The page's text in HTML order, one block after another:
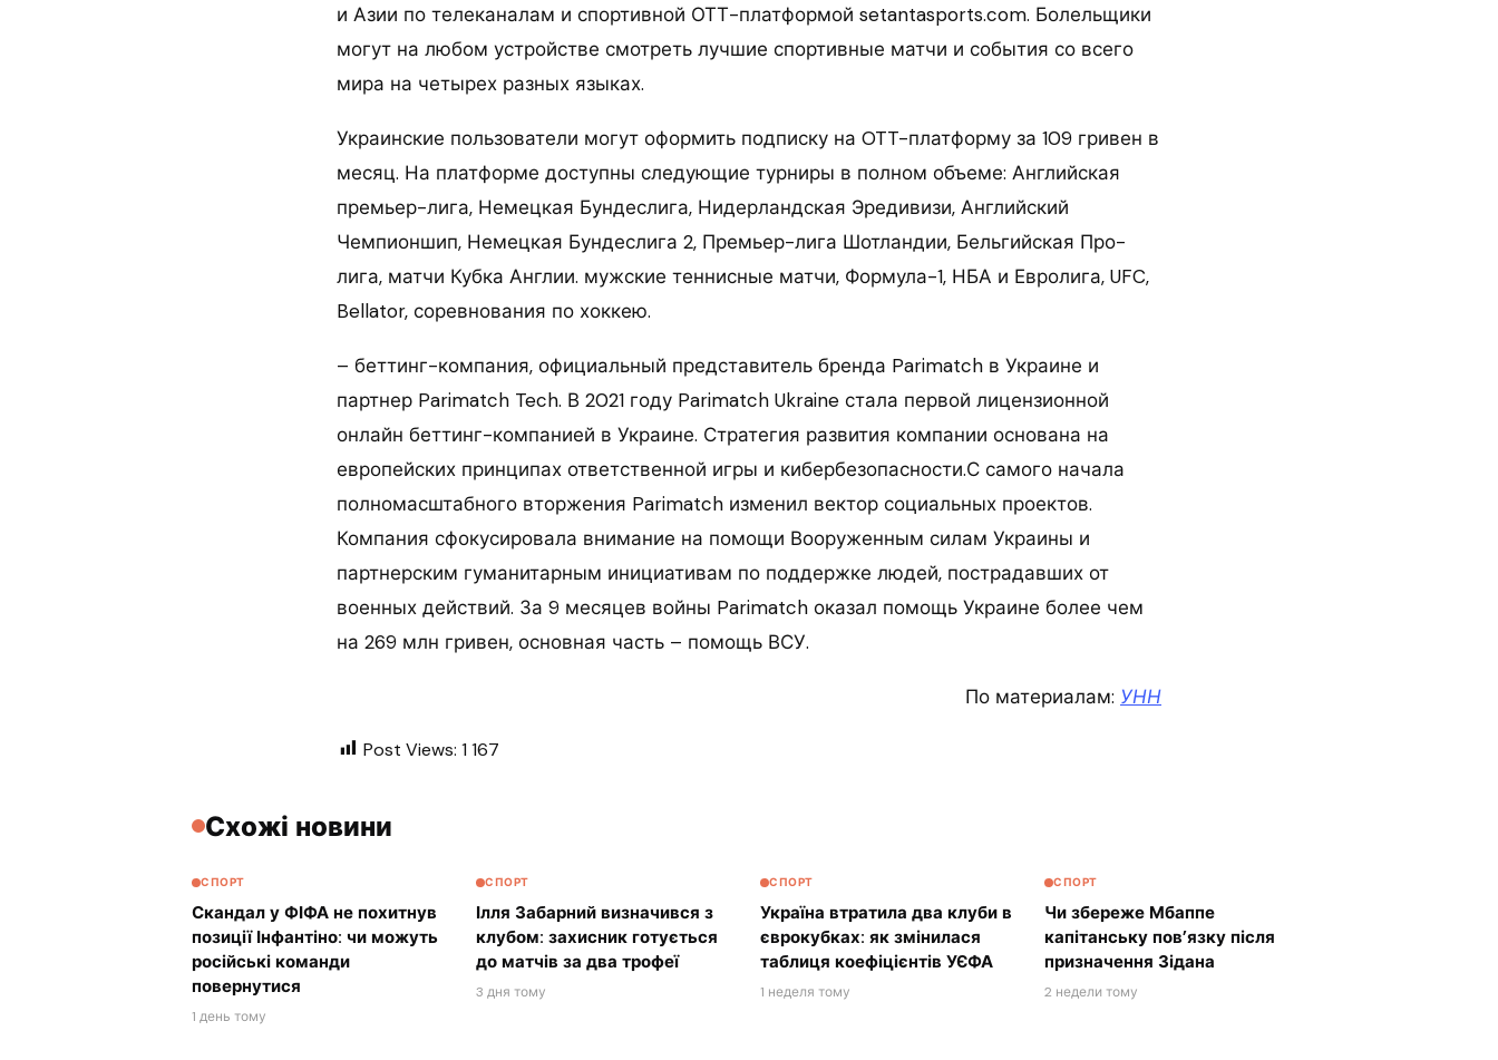
и Азии по телеканалам и спортивной ОТТ-платформой setantasports.com. Болельщики
могут на любом устройстве смотреть лучшие спортивные матчи и события со всего
мира на четырех разных языках.
Украинские пользователи могут оформить подписку на OTT-платформу за 109 гривен в
месяц. На платформе доступны следующие турниры в полном объеме: Английская
премьер-лига, Немецкая Бундеслига, Нидерландская Эредивизи, Английский
Чемпионшип, Немецкая Бундеслига 2, Премьер-лига Шотландии, Бельгийская Про-
лига, матчи Кубка Англии. мужские теннисные матчи, Формула-1, НБА и Евролига, UFC,
Bellator, соревнования по хоккею.
– беттинг-компания, официальный представитель бренда Parimatch в Украине и
партнер Parimatch Tech. В 2021 году Parimatch Ukraine стала первой лицензионной
онлайн беттинг-компанией в Украине. Стратегия развития компании основана на
европейских принципах ответственной игры и кибербезопасности.С самого начала
полномасштабного вторжения Parimatch изменил вектор социальных проектов.
Компания сфокусировала внимание на помощи Вооруженным силам Украины и
партнерским гуманитарным инициативам по поддержке людей, пострадавших от
военных действий. За 9 месяцев войны Parimatch оказал помощь Украине более чем
на 269 млн гривен, основная часть – помощь ВСУ.
По материалам: УНН
Post Views: 1 167
Схожі новини
СПОРТ
Скандал у ФІФА не похитнув
позиції Інфантіно: чи можуть
російські команди
повернутися
1 день тому
СПОРТ
Ілля Забарний визначився з
клубом: захисник готується
до матчів за два трофеї
3 дня тому
СПОРТ
Україна втратила два клуби в
єврокубках: як змінилася
таблиця коефіцієнтів УЄФА
1 неделя тому
СПОРТ
Чи збереже Мбаппе
капітанську пов’язку після
призначення Зідана
2 недели тому